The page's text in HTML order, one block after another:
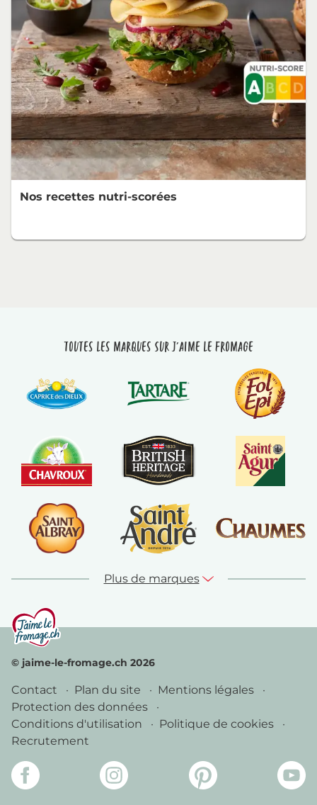
Nos recettes nutri-scorées
Toutes les marques sur J'aime le fromage
Plus de marques
© jaime-le-fromage.ch 2026
Contact Plan du site
Mentions légales
Protection des données
Conditions d'utilisation
Politique de cookies
Recrutement